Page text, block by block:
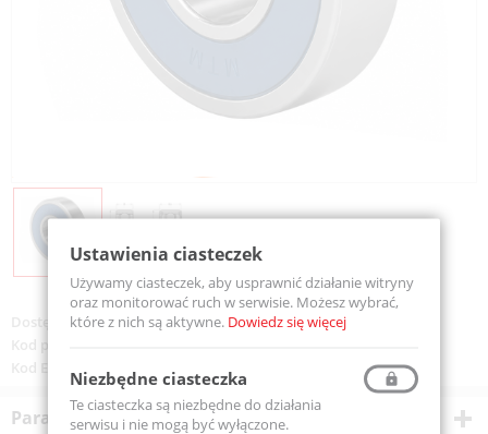
Dostępność:Na zamówienie
5907772115213
Parametry techniczne
Ustawienia ciasteczek
Używamy ciasteczek, aby usprawnić działanie witryny
oraz monitorować ruch w serwisie. Możesz wybrać,
które z nich są aktywne. Dowiedz się więcej
Niezbędne ciasteczka
Te ciasteczka są niezbędne do działania
serwisu i nie mogą być wyłączone.